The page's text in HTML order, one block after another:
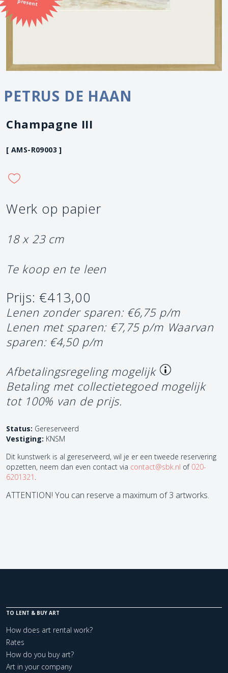
present
PETRUS DE HAAN
Champagne III
[ AMS-R09003 ]
Werk op papier
18 x 23 cm
Te koop en te leen
Prijs: €413,00
Lenen zonder sparen: €6,75 p/m
Lenen met sparen: €7,75 p/m Waarvan
sparen: €4,50 p/m
Afbetalingsregeling mogelijk
Betaling met collectietegoed mogelijk
tot 100% van de prijs.
Status: Gereserveerd
Vestiging: KNSM
Dit kunstwerk is al gereserveerd, wil je er een tweede reservering
opzetten, neem dan even contact via contact@sbk.nl of 020-
6201321
ATTENTION! You can reserve a maximum of 3 artworks.
TO LENT & BUY ART
How does art rental work?
Rates
How do you buy art?
Art in your company